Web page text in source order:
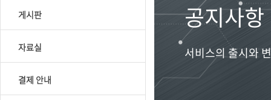
게시판
자료실
결제 안내
공지사항
서비스의 출시와